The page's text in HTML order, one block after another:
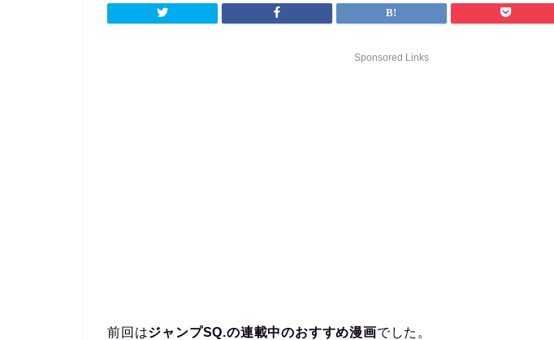
Sponsored Links
前回はジャンプSQ.の連載中のおすすめ漫画でした。